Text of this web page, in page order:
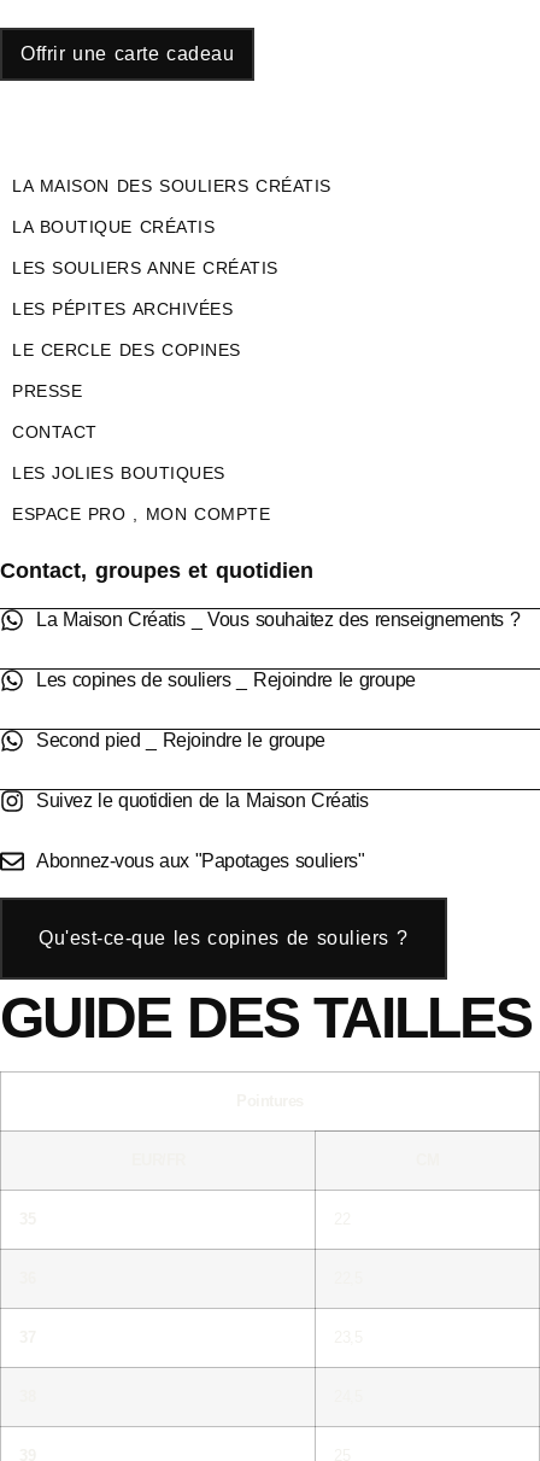
Offrir une carte cadeau
LA MAISON DES SOULIERS CRÉATIS
LA BOUTIQUE CRÉATIS
LES SOULIERS ANNE CRÉATIS
LES PÉPITES ARCHIVÉES
LE CERCLE DES COPINES
PRESSE
CONTACT
LES JOLIES BOUTIQUES
ESPACE PRO , MON COMPTE
Contact, groupes et quotidien
La Maison Créatis _ Vous souhaitez des renseignements ?
Les copines de souliers _ Rejoindre le groupe
Second pied _ Rejoindre le groupe
Suivez le quotidien de la Maison Créatis
Abonnez-vous aux "Papotages souliers"
Qu'est-ce-que les copines de souliers ?
GUIDE DES TAILLES